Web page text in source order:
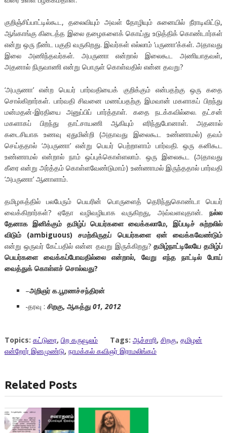
குறிஞ்சிப்பாட்டில்கூட, தலைவியும் அவள் தோழியும் சுனையில் நீராடிவிட்டு,
ஆங்காங்கு கிடைத்த இலை தழைகளைக் கொய்து உடுத்திக் கொண்டார்கள்
என்று ஒரு நீண்ட பகுதி வருகிறது. இவர்கள் எல்லாம் ‘பருணா‘க்கள். அதாவது
இலை அணிந்தவர்கள். அபருணா என்றால் இலைகூட அணியாதவள்,
அதனால் நிருவாணி என்று பொருள் கொள்வதில் என்ன தவறு?
‘அபருணா’ என்ற பெயர் பார்வதியைக் குறிக்கும் என்பதற்கு ஒரு கதை
சொல்கிறார்கள். பார்வதி சிவனை மணப்பதற்கு இமவான் மகளாகப் பிறந்து
மன்மதன்-இரதியை அனுப்பிப் பார்த்தாள். கதை நடக்கவில்லை. தட்சன்
மகளாகப் பிறந்து தாட்சாயணி ஆகியும் எரிந்துபோனாள். அதனால்
கடைசியாக உணவு ஏதுமின்றி (அதாவது இலைகூட உண்ணாமல்) தவம்
செய்ததால் ‘அபருணா’ என்று பெயர் பெற்றாளாம் பார்வதி. ஒரு கனிகூட
உண்ணாமல் என்றால் நாம் ஒப்புக்கொள்ளலாம். ஒரு இலைகூட (அதாவது
கீரை என்று அர்த்தம் கொள்ளவேண்டுமாம்) உண்ணாமல் இருந்ததால் பார்வதி
‘அபருணா’ ஆனாளாம்.
தமிழகத்தில் பலபேரும் பெயரின் பொருளைத் தெரிந்துகொண்டா பெயர்
வைக்கிறார்கள்? ஏதோ வழிவழியாக வருகிறது, அவ்வளவுதான்.நல்ல
தேனாக இனிக்கும் தமிழ்ப் பெயர்களை வைக்கலாமே, இப்படிச் சுற்றலில்
விடும் (ambiguous) சமற்கிருதப் பெயர்களை ஏன் வைக்கவேண்டும்
என்று ஒருவர் கேட்பதில் என்ன தவறு இருக்கிறது? தமிழ்நாட்டிலேயே தமிழ்ப்
பெயர்களை வைக்கப்போவதில்லை என்றால், வேறு எந்த நாட்டில் போய்
வைத்துக் கொள்ளச் சொல்வது?
–அறிஞர் க.பூரணச்சந்திரன்
-தரவு :சிறகு, ஆகத்து01, 2012
Topics: கட்டுரை, பிற கருவூலம் Tags: ஆச்சாரி, சிறகு, தமிழன்
என்றோர் இனமுண்டு, நாமக்கல் கவிஞர் இராமலிங்கம்
Related Posts